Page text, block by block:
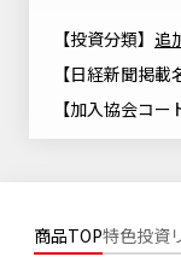
投資信託新商品
投資信託償還商
ちょこっと3分！
こだわりのイン
Goal Navi
資産形成サポ
お問い合わせ
SDGsとは？
トップメッセー
サステナビリ
会社情報
方針・その他開
採用
検索したいキーワー
【投資分類】 追
【日経新聞掲
【加入協会コ
商品TOP特色投資